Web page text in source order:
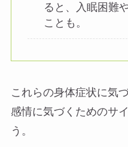
ると、入眠困難
ことも。
これらの身体症状に気
感情に気づくためのサ
う。